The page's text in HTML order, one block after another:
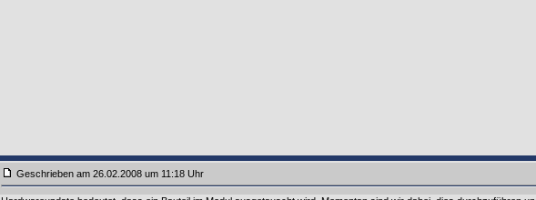
Geschrieben am 26.02.2008 um 11:18 Uhr